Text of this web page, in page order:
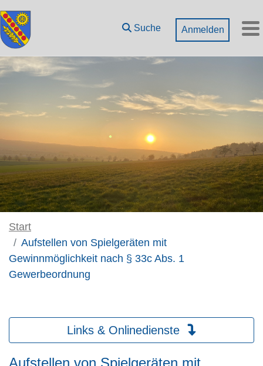
Zum Hauptinhalt springen
Suche Anmelden
Start
Aufstellen von Spielgeräten mit
Gewinnmöglichkeit nach § 33c Abs. 1
Gewerbeordnung
Links & Onlinedienste
Aufstellen von Spielgeräten mit